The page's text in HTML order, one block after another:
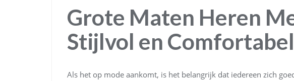
Grote Maten Heren
Stijlvol en Comfortabel
Als het op mode aankomt, is het belangrijk dat iedereen zich